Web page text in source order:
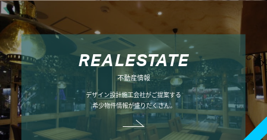
REALESTATE
不動産情報
デザイン設計施工会社がご提案する
希少物件情報が盛りだくさん。